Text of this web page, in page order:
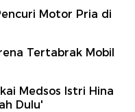
Motor Pria di
Tertabrak Mobil
Medsos Istri Hina
Dulu'